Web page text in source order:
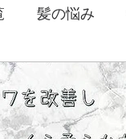
髪の悩み
ンケア 下地